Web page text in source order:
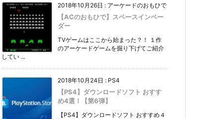
2018年10月26日 : アーケードのおもひで
【ACのおもひで】スペースインベー
ダー
TVゲームはここから始まった？！ １作
のアーケードゲームを掘り下げてご紹介
してい ...
2018年10月24日 : PS4
【PS4】ダウンロードソフト おすす
め4選！【第6弾】
【PS4】ダウンロードソフト おすすめ４